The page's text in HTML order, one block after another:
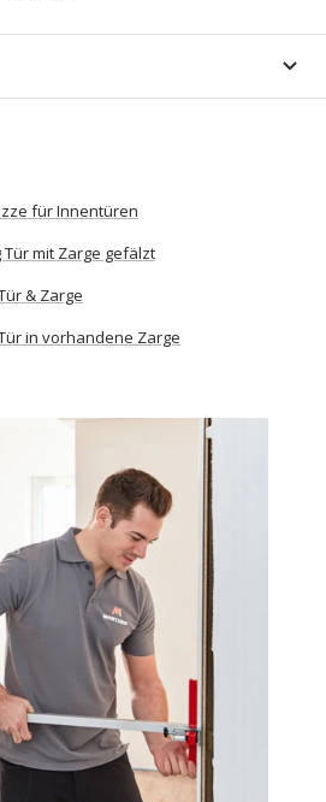
für Innentüren
mit Zarge gefälzt
& Zarge
in vorhandene Zarge